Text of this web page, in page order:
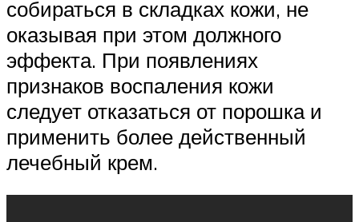
собираться в складках кожи, не
оказывая при этом должного
эффекта. При появлениях
признаков воспаления кожи
следует отказаться от порошка и
применить более действенный
лечебный крем.